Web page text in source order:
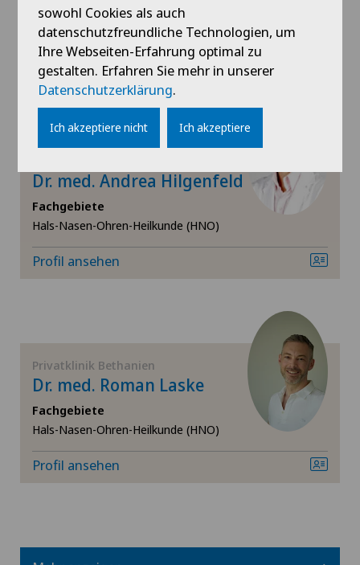
Geburtshilfe
Gefässchirurgie
Gynäkologie
Gynäkologische Onkologie
Gynäkologische Untersuchungen
Hallux Valgus
Hals-Nasen-Ohren-Heilkunde (HNO)
Hepatobiliärchirurgie (Leberchirurgie)
Hernien (Leistenbrüche)
Hals-Nasen-Ohren-Heilkunde (HNO)
Profil ansehen
Dr. med. Andrea Hilgenfeld
Fachgebiete
Hals-Nasen-Ohren-Heilkunde (HNO)
Profil ansehen
Privatklinik Bethanien
Dr. med. Roman Laske
Fachgebiete
Hals-Nasen-Ohren-Heilkunde (HNO)
Profil ansehen
sowohl Cookies als auch
datenschutzfreundliche Technologien, um
Ihre Webseiten-Erfahrung optimal zu
gestalten. Erfahren Sie mehr in unserer
Datenschutzerklärung.
Ich akzeptiere nicht Ich akzeptiere